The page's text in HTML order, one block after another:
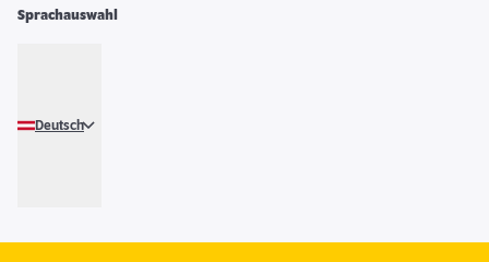
Sprachauswahl
Deutsch